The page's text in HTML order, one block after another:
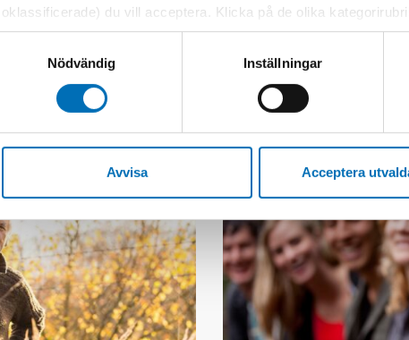
oklassificerade) du vill acceptera. Klicka på de olika
inställningar för cookies. Observera att blockering av cookies
vi erbjuder. Om du har besökt vår webbplats tidigare och
genom att navigera till sekretessinställningarna i din webbläsare.
Nödvändig
Inställningar
Avvisa Acceptera